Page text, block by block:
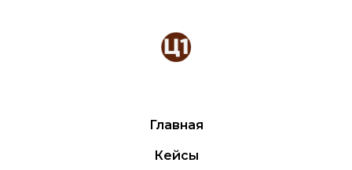
Главная
Кейсы